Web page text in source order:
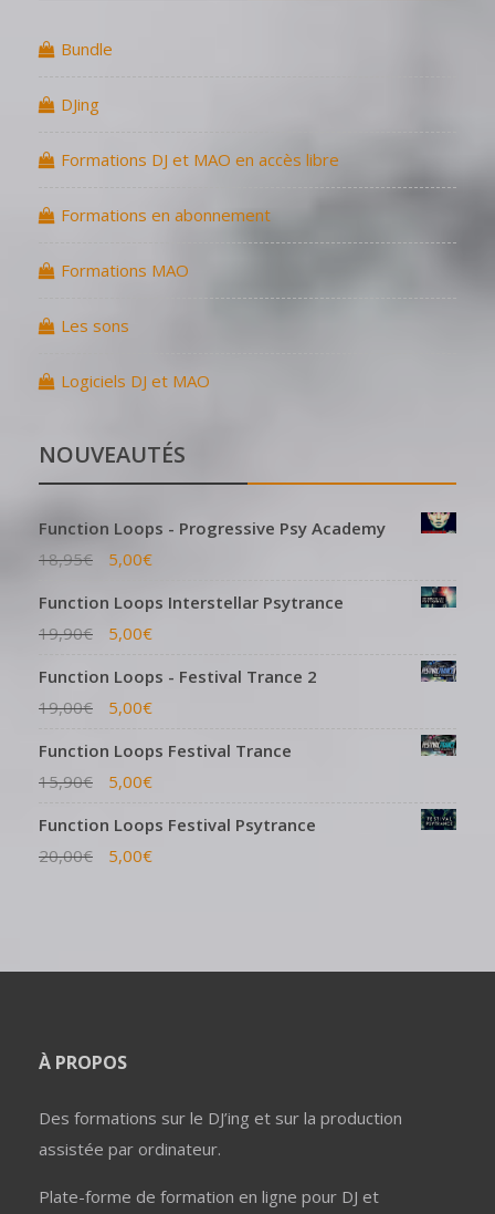
Bundle
DJing
Formations DJ et MAO en accès libre
Formations en abonnement
Formations MAO
Les sons
Logiciels DJ et MAO
NOUVEAUTÉS
Function Loops - Progressive Psy Academy
18,95€ 5,00€
Function Loops Interstellar Psytrance
19,90€ 5,00€
Function Loops - Festival Trance 2
19,00€ 5,00€
Function Loops Festival Trance
15,90€ 5,00€
Function Loops Festival Psytrance
20,00€ 5,00€
À PROPOS
Des formations sur le DJ’ing et sur la production
assistée par ordinateur.
Plate-forme de formation en ligne pour DJ et